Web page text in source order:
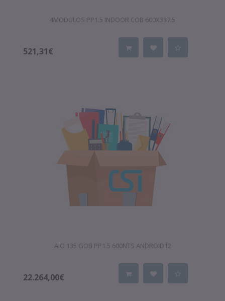
4MODULOS PP1.5 INDOOR COB 600X337.5
521,31€
AIO 135 GOB PP1.5 600NTS ANDROID12
22.264,00€